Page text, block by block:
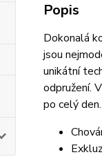
Popis
Dokonalá
jsou
unikátní
odpružení.
po celý